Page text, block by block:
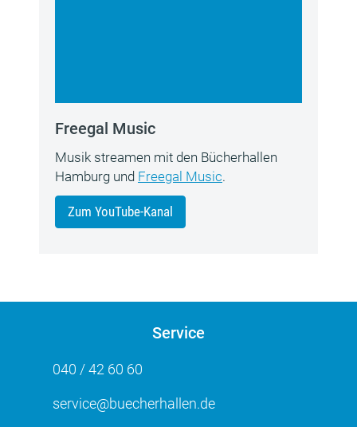
Freegal Music
Musik streamen mit den Bücherhallen
Hamburg und Freegal Music.
Zum YouTube-Kanal
Service
040 / 42 60 60
service@buecherhallen.de